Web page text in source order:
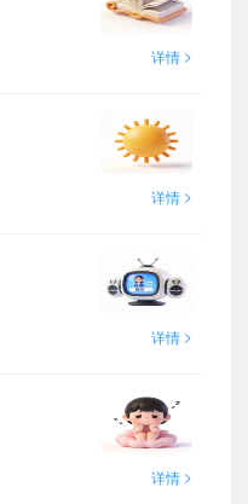
详情 >
详情 >
详情 >
详情 >